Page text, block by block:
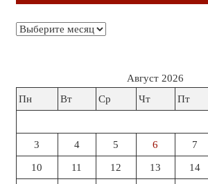
Архивы
Август 2026
Пн
Вт Ср Чт Пт
3 4 5 6 7
10 11 12 13 14